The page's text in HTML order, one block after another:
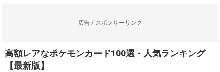
広告 / スポンサーリンク
高額レアなポケモンカード100選・人気ランキング
【最新版】